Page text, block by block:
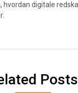
digitale
Posts